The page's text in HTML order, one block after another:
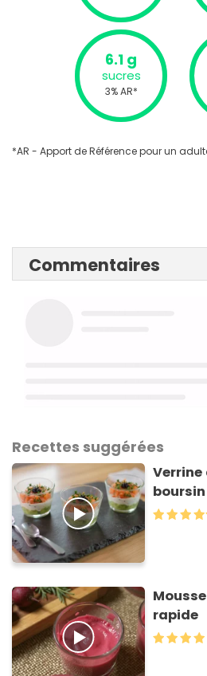
6.1 g
sucres
3% AR*
*AR - Apport de Référence pour un
Commentaires
Recettes suggérées
boursin
rapide